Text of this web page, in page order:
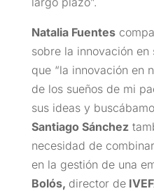
Natalia Fuentes
sobre la innovación
que “la innovación en
de los sueños de mi
sus ideas y
Santiago Sánchez
necesidad de
en la gestión de una
Bolós, director de